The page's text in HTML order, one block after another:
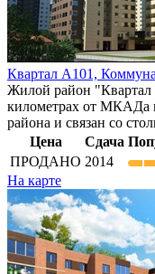
Квартал А101,
Жилой район "Квартал
километрах от МКАДа
района и связан со
Цена
Сдача
ПРОДАНО 2014
На карте